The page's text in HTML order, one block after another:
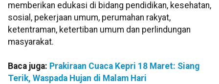
memberikan edukasi di bidang pendidikan, kesehatan,
sosial, pekerjaan umum, perumahan rakyat,
ketentraman, ketertiban umum dan perlindungan
masyarakat.
Baca juga: Prakiraan Cuaca Kepri 18 Maret: Siang
Terik, Waspada Hujan di Malam Hari